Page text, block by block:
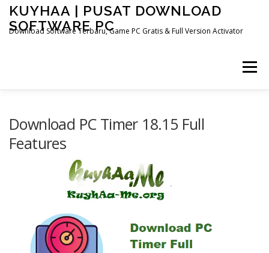
Skip
content
KUYHAA | PUSAT DOWNLOAD
SOFTWARE PC
Download Software Terbaru, Game PC Gratis & Full Version Activator
Menu
OTHER PAGES
Download PC Timer 18.15 Full
Features